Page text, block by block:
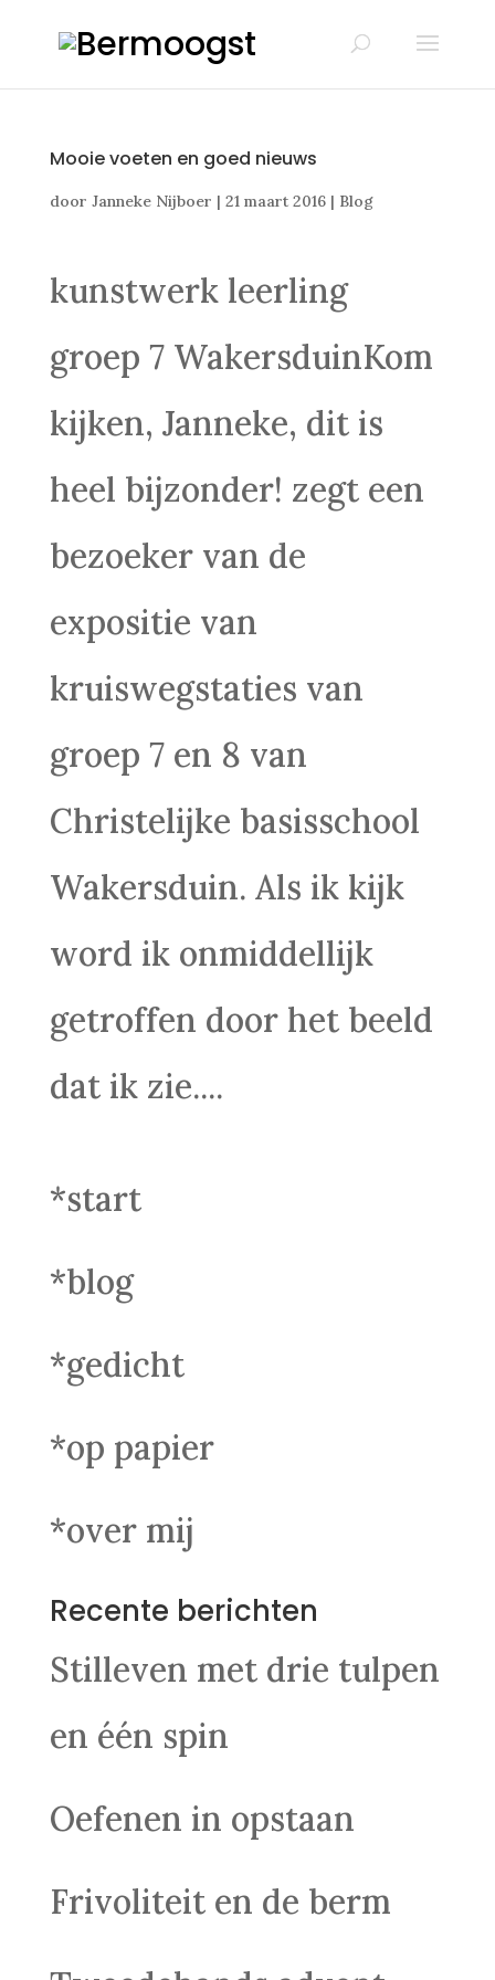
Mooie voeten en goed nieuws
door Janneke Nijboer | 21 maart 2016| Blog
kunstwerk leerling
groep 7 WakersduinKom
kijken, Janneke, dit is
heel bijzonder! zegt een
bezoeker van de
expositie van
kruiswegstaties van
groep 7 en 8 van
Christelijke basisschool
Wakersduin. Als ik kijk
word ik onmiddellijk
getroffen door het beeld
dat ik zie....
*start
*blog
*gedicht
*op papier
*over mij
Recente berichten
Stilleven met drie tulpen
en één spin
Oefenen in opstaan
Frivoliteit en de berm